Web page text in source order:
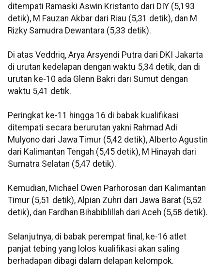
ditempati Ramaski Aswin Kristanto dari DIY (5,193
detik), M Fauzan Akbar dari Riau (5,31 detik), dan M
Rizky Samudra Dewantara (5,33 detik).
Di atas Veddriq, Arya Arsyendi Putra dari DKI Jakarta
di urutan kedelapan dengan waktu 5,34 detik, dan di
urutan ke-10 ada Glenn Bakri dari Sumut dengan
waktu 5,41 detik.
Peringkat ke-11 hingga 16 di babak kualifikasi
ditempati secara berurutan yakni Rahmad Adi
Mulyono dari Jawa Timur (5,42 detik), Alberto Agustin
dari Kalimantan Tengah (5,45 detik), M Hinayah dari
Sumatra Selatan (5,47 detik).
Kemudian, Michael Owen Parhorosan dari Kalimantan
Timur (5,51 detik), Alpian Zuhri dari Jawa Barat (5,52
detik), dan Fardhan Bihabiblillah dari Aceh (5,58 detik).
Selanjutnya, di babak perempat final, ke-16 atlet
panjat tebing yang lolos kualifikasi akan saling
berhadapan dibagi dalam delapan kelompok.